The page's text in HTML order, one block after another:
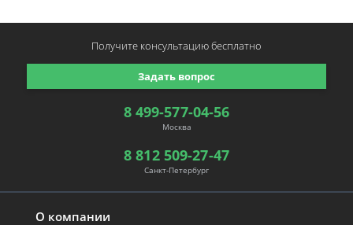
О компании
8 499-577-04-56
Москва
8 812 509-27-47
Санкт-Петербург
Задать вопрос
Получите консультациюбесплатно